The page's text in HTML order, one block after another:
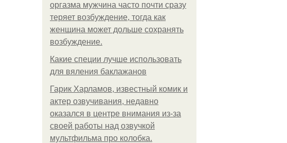
оргазма мужчина часто почти сразу
теряет возбуждение, тогда как
женщина может дольше сохранять
возбуждение.
Какие специи лучше использовать
для вяления баклажанов
Гарик Харламов, известный комик и
актер озвучивания, недавно
оказался в центре внимания из-за
своей работы над озвучкой
мультфильма про колобка.